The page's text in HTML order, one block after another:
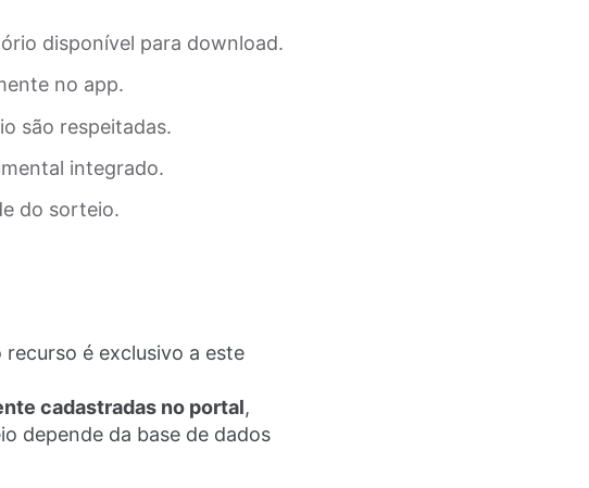
disponível para download.
no app.
são respeitadas.
integrado.
do sorteio.
recurso é exclusivo a este
cadastradas no portal,
depende da base de dados